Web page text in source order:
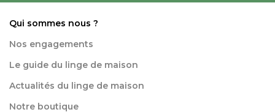
Qui sommes nous ?
Nos engagements
Le guide du linge de maison
Actualités du linge de maison
Notre boutique